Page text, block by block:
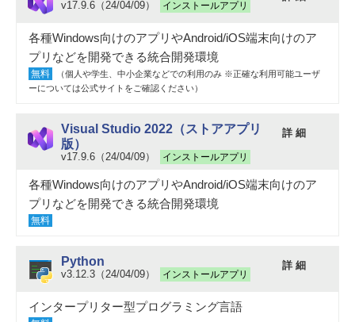
v17.9.6（24/04/09） インストールアプリ
各種Windows向けのアプリやAndroid/iOS端末向けのア
プリなどを開発できる統合開発環境
無料
（個人や学生、中小企業などでの利用のみ ※正確な利用可能ユーザ
ーについては公式サイトをご確認ください）
Visual Studio 2022（ストアアプリ
版）
v17.9.6（24/04/09） インストールアプリ
詳 細
各種Windows向けのアプリやAndroid/iOS端末向けのア
プリなどを開発できる統合開発環境
無料
Python
v3.12.3（24/04/09） インストールアプリ
詳 細
インタープリター型プログラミング言語